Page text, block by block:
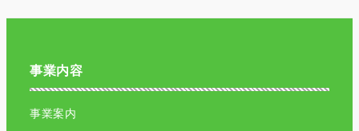
事業内容
事業案内